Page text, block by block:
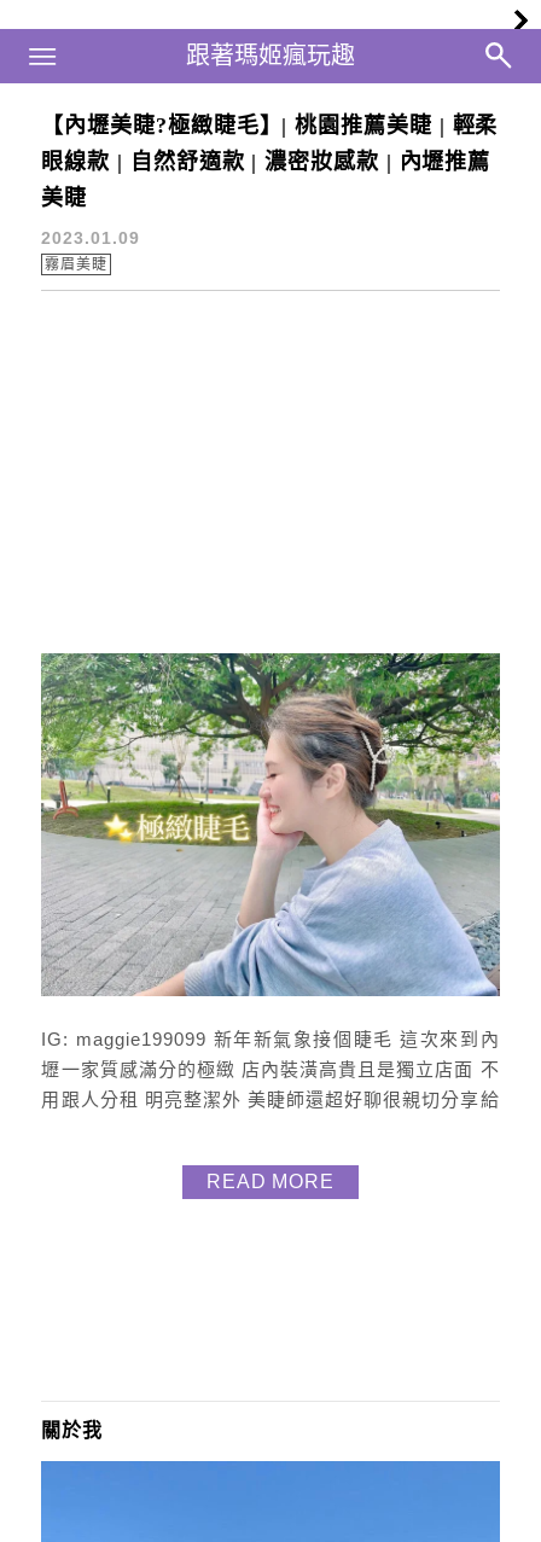
跟著瑪姬瘋玩趣
跟著瑪姬瘋玩趣
Main Menu
接睫毛推薦
【內壢美睫?極緻睫毛】| 桃園推薦美睫 | 輕柔
眼線款 | 自然舒適款 | 濃密妝感款 | 內壢推薦
美睫
2023.01.09
霧眉美睫
IG: maggie199099 新年新氣象接個睫毛 這次來到內
壢一家質感滿分的極緻 店內裝潢高貴且是獨立店面 不
用跟人分租 明亮整潔外 美睫師還超好聊很親切分享給
眼線 (眼妝感) 濃密妝感 (濃密感) 下睫毛/彩色睫毛
READ MORE
關於我